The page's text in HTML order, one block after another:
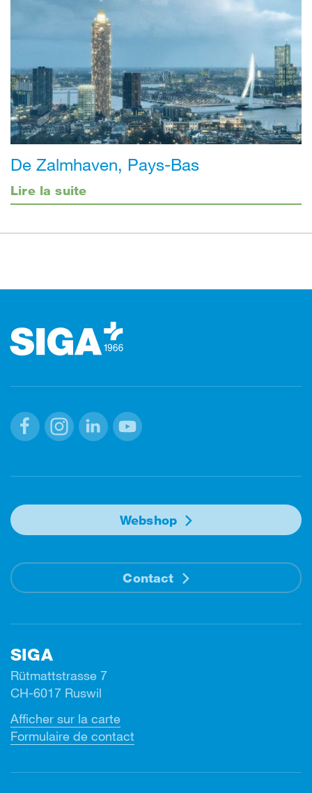
De Zalmhaven, Pays-Bas
Lire la suite
Webshop
Contact
SIGA
Rütmattstrasse 7
CH-6017 Ruswil
Afficher sur la carte
Formulaire de contact